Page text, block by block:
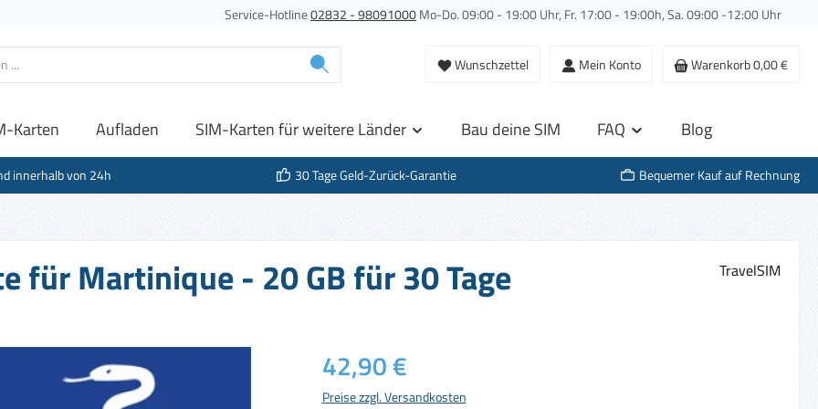
Service-Hotline02832 - 98091000Mo-Do. 09:00 - 19:00 Uhr, Fr. 17:00 - 19:00h, Sa. 09:00 -12:00 Uhr
Wunschzettel Mein Konto Warenkorb0,00 €
Karten Aufladen SIM-Karten für weitere Länder Bau deine SIM FAQ Blog
innerhalb von 24h 30 Tage Geld-Zurück-Garantie
Bequemer Kauf auf Rechnung
für Martinique - 20 GB für 30 Tage TravelSIM
Regulärer Preis:
42,90 €
Preise zzgl. Versandkosten